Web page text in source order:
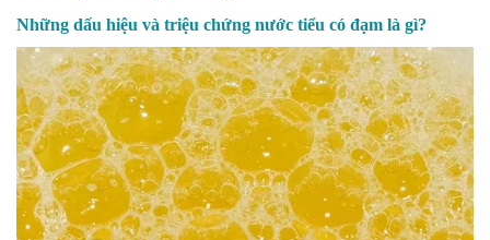
Những dấu hiệu và triệu chứng nước tiểu có đạm là gì?